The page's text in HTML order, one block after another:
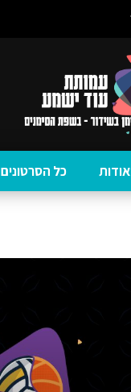
אודות כל הסרטונים